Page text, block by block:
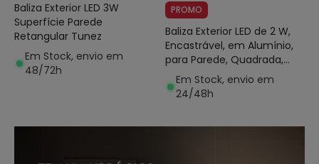
Baliza Exterior LED 3W
Superfície Parede
Retangular Tunez
Em Stock, envio em
48/72h
PROMO
Baliza Exterior LED de 2 W,
Encastrável, em Alumínio,
para Parede, Quadrada,
Branca, Guell
Em Stock, envio em
24/48h